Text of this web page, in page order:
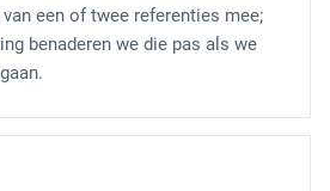
een of twee referenties mee;
benaderen we die pas als we